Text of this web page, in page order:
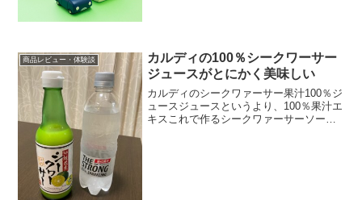
商品レビュー・体験談
カルディの100％シークワーサー
ジュースがとにかく美味しい
カルディのシークワァーサー果汁100％ジ
ュースジュースというより、100％果汁エ
キスこれで作るシークワァーサーソーダ